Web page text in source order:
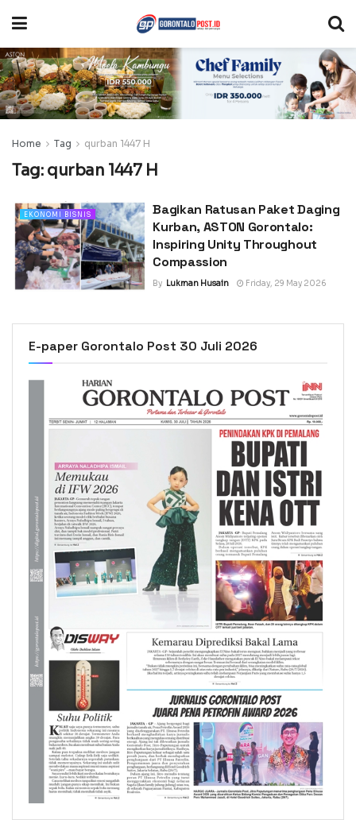
Home Tag qurban 1447 H
Tag: qurban 1447 H
EKONOMI BISNIS
Bagikan Ratusan Paket Daging
Kurban, ASTON Gorontalo:
Inspiring Unity Throughout
Compassion
By Lukman Husain Friday, 29 May 2026
E-paper Gorontalo Post 30 Juli 2026